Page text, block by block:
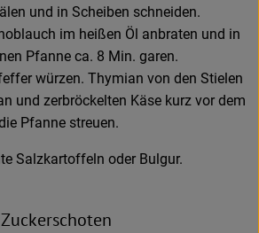
und in Scheiben schneiden.
im heißen Öl anbraten und in
Pfanne ca. 8 Min. garen.
würzen. Thymian von den Stielen
und zerbröckelten Käse kurz vor dem
Pfanne streuen.
Salzkartoffeln oder Bulgur.